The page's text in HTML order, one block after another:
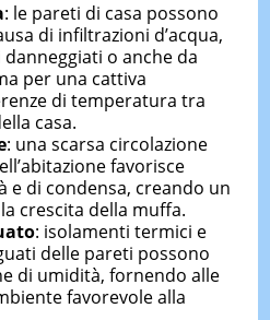
: le pareti di casa possono
di infiltrazioni d’acqua,
o anche da
per una cattiva
di temperatura tra
casa.
: una scarsa circolazione
favorisce
e di condensa, creando un
crescita della muffa.
: isolamenti termici e
delle pareti possono
di umidità, fornendo alle
favorevole alla